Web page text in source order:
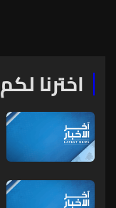
اخترنا لكم